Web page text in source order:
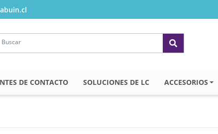
DE CONTACTO SOLUCIONES DE LC ACCESORIOS